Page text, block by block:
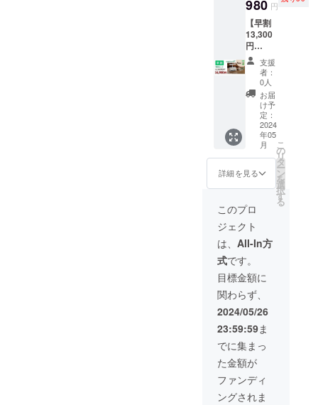
税・送
料込み
の価格
です
【セッ
ト内
容】本
体、ベ
ジポッ
ト×48
個、ハ
イポ
ネック
ス微粉
肥料
個
980 円
【早割
13,300
円
OFF】
特別
セット
ベジ
ホー
ム 基
本セッ
トｘ１
オプ
ション
セット×
１ ※ リ
ターン
価格は
消費
税・送
料込み
の価格
です
【セッ
ト内
容】本
体、ベ
ジポッ
ト×48
個、ハ
イポ
ネック
ス微粉
肥料
（120
支援
者：
0人
お届
け予
定：
2024
年05
月
詳細を見る
こ
の
リ
タ
ー
ン
を
選
択
す
る
このプロ
ジェクト
は、 All-In方
式です。
目標金額に
関わらず、
2024/05/26
23:59:59ま
でに集まっ
た金額が
ファンディ
ングされま